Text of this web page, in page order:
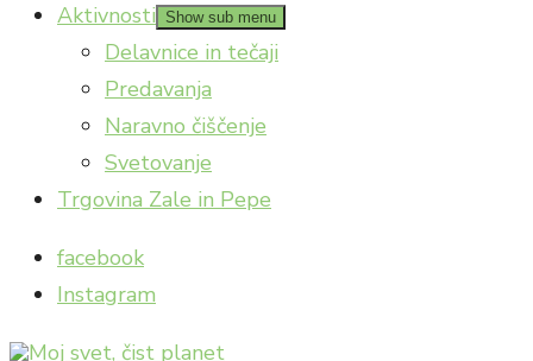
Aktivnosti Show sub menu
Delavnice in tečaji
Predavanja
Naravno čiščenje
Svetovanje
Trgovina Zale in Pepe
facebook
Instagram